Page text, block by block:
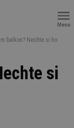
Menu
balkon? Nechte si ho
si